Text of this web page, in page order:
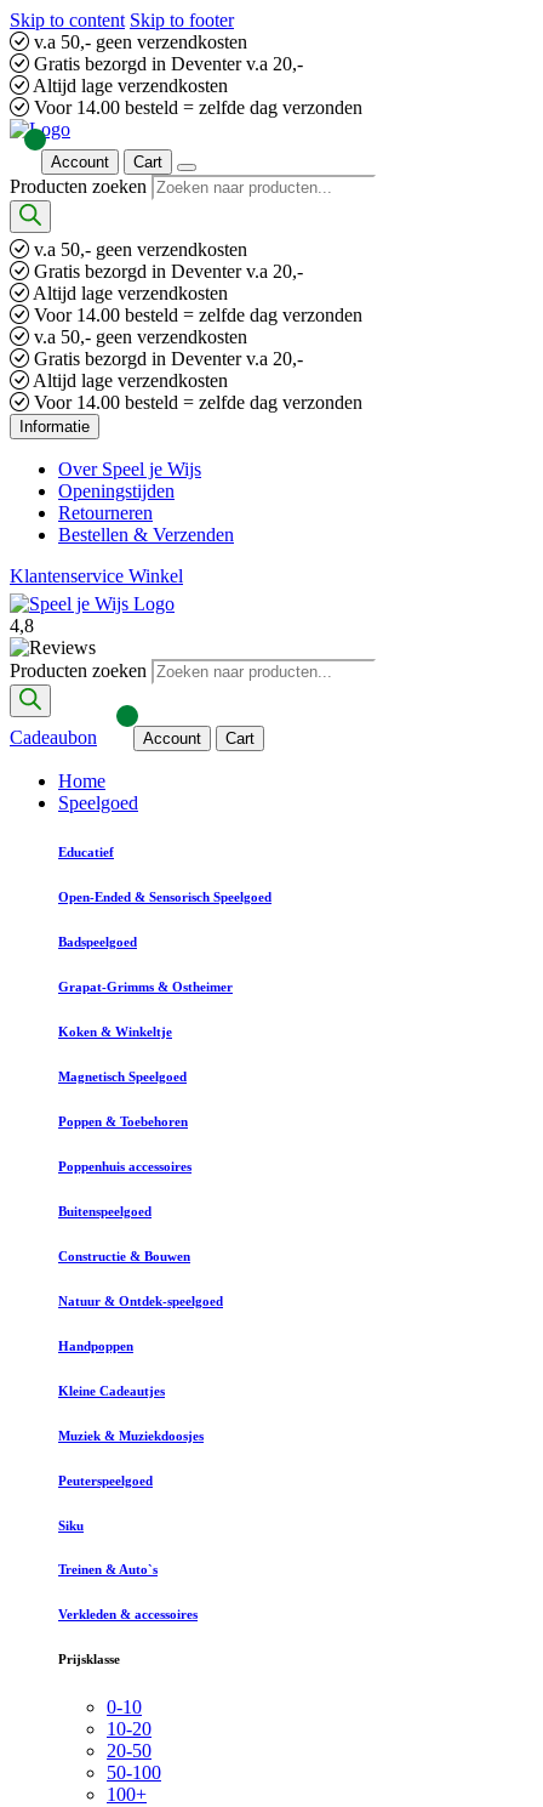
Skip to content Skip to footer
v.a 50,- geen verzendkosten
Gratis bezorgd in Deventer v.a 20,-
Altijd lage verzendkosten
Voor 14.00 besteld = zelfde dag verzonden
Account Cart
Producten zoeken
v.a 50,- geen verzendkosten
Gratis bezorgd in Deventer v.a 20,-
Altijd lage verzendkosten
Voor 14.00 besteld = zelfde dag verzonden
v.a 50,- geen verzendkosten
Gratis bezorgd in Deventer v.a 20,-
Altijd lage verzendkosten
Voor 14.00 besteld = zelfde dag verzonden
Informatie
Over Speel je Wijs
Openingstijden
Retourneren
Bestellen & Verzenden
Klantenservice Winkel
4,8
Producten zoeken
Cadeaubon Account Cart
Home
Speelgoed
Educatief
Open-Ended & Sensorisch Speelgoed
Badspeelgoed
Grapat-Grimms & Ostheimer
Koken & Winkeltje
Magnetisch Speelgoed
Poppen & Toebehoren
Poppenhuis accessoires
Buitenspeelgoed
Constructie & Bouwen
Natuur & Ontdek-speelgoed
Handpoppen
Kleine Cadeautjes
Muziek & Muziekdoosjes
Peuterspeelgoed
Siku
Treinen & Auto`s
Verkleden & accessoires
Prijsklasse
0-10
10-20
20-50
50-100
100+